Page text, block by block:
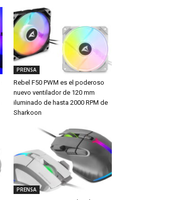
PRENSA
Rebel F50 PWM es el poderoso
nuevo ventilador de 120 mm
iluminado de hasta 2000 RPM de
Sharkoon
PRENSA